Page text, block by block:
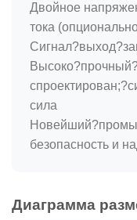
Двойное
тока
сила
безопасность и
Диаграмма